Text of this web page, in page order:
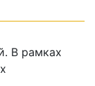
В рамках